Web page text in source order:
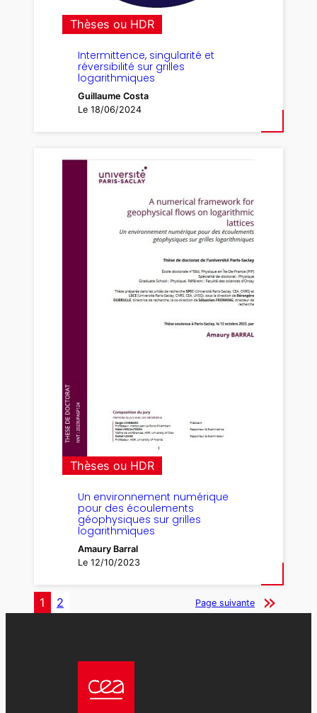
Thèses ou HDR
Intermittence, singularité et
réversibilité sur grilles
logarithmiques
Guillaume Costa
Le 18/06/2024
Thèses ou HDR
Un environnement numérique
pour des écoulements
géophysiques sur grilles
logarithmiques
Amaury Barral
Le 12/10/2023
1 2 Page suivante